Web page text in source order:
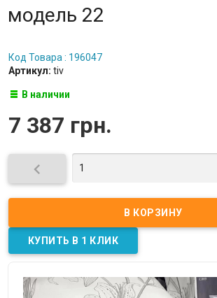
модель 22
Код Товара : 196047
Артикул: tiv
В наличии
7 387 грн.
